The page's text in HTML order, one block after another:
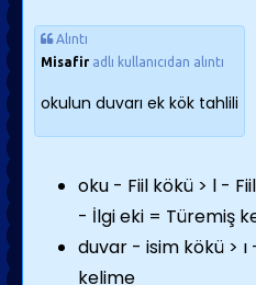
Alıntı
Misafir adlı kullanıcıdan alıntı
okulun duvarı ek kök tahlili
oku - Fiil kökü > l -
- İlgi eki = Türemiş
duvar - isim kökü >
kelime